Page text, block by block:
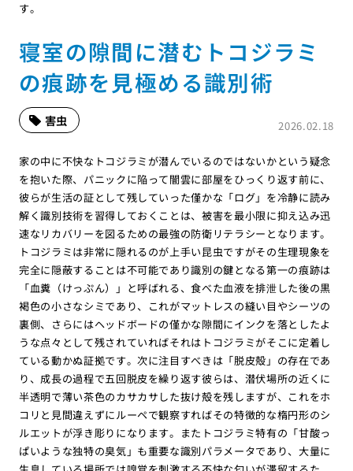
す。
寝室の隙間に潜むトコジラミ
の痕跡を見極める識別術
2026.02.18
害虫
家の中に不快なトコジラミが潜んでいるのではないかという疑念
を抱いた際、パニックに陥って闇雲に部屋をひっくり返す前に、
彼らが生活の証として残していった僅かな「ログ」を冷静に読み
解く識別技術を習得しておくことは、被害を最小限に抑え込み迅
速なリカバリーを図るための最強の防衛リテラシーとなります。
トコジラミは非常に隠れるのが上手い昆虫ですがその生理現象を
完全に隠蔽することは不可能であり識別の鍵となる第一の痕跡は
「血糞（けっぷん）」と呼ばれる、食べた血液を排泄した後の黒
褐色の小さなシミであり、これがマットレスの縫い目やシーツの
裏側、さらにはヘッドボードの僅かな隙間にインクを落としたよ
うな点々として残されていればそれはトコジラミがそこに定着し
ている動かぬ証拠です。次に注目すべきは「脱皮殻」の存在であ
り、成長の過程で五回脱皮を繰り返す彼らは、潜伏場所の近くに
半透明で薄い茶色のカサカサした抜け殻を残しますが、これをホ
コリと見間違えずにルーペで観察すればその特徴的な楕円形のシ
ルエットが浮き彫りになります。またトコジラミ特有の「甘酸っ
ぱいような独特の臭気」も重要な識別パラメータであり、大量に